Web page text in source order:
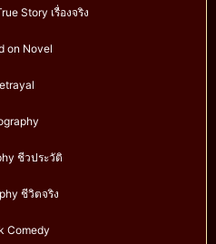
Story เรื่องจริง
on Novel
ชีวประวัติ
ชีวิตจริง
Comedy